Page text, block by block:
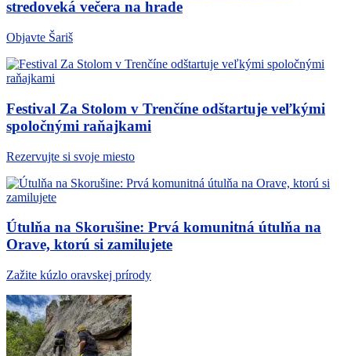
stredoveká večera na hrade
Objavte Šariš
Festival Za Stolom v Trenčíne odštartuje veľkými
spoločnými raňajkami
Rezervujte si svoje miesto
Útulňa na Skorušine: Prvá komunitná útulňa na
Orave, ktorú si zamilujete
Zažite kúzlo oravskej prírody